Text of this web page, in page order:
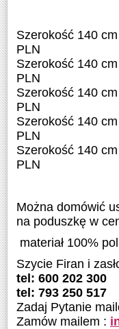
Szerokość 140
PLN
Szerokość 140
PLN
Szerokość 140
PLN
Szerokość 140
PLN
Szerokość 140
PLN
Można domówić
na poduszkę w
materiał 100%
Szycie Firan i
tel: 600 202 300
tel: 793 250 517
Zadaj Pytanie
Zamów mailem :